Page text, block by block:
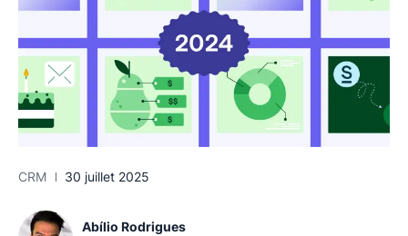
CRM 30 juillet 2025
Abílio Rodrigues